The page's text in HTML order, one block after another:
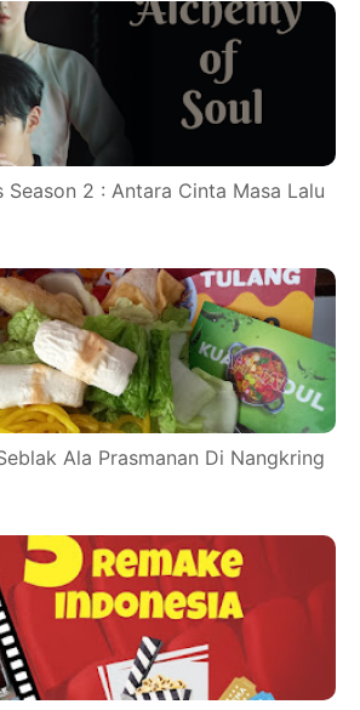
Season 2 : Antara Cinta Masa Lalu
Ala Prasmanan Di Nangkring